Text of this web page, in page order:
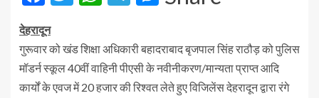
देहरादून
गुरूवार को खंड शिक्षा अधिकारी बहादराबाद बृजपाल सिंह राठौड़ को पुलिस
मॉडर्न स्कूल 40वीं वाहिनी पीएसी के नवीनीकरण/मान्यता प्राप्त आदि
कार्यों के एवज में 20 हजार की रिश्वत लेते हुए विजिलेंस देहरादून द्वारा रंगे